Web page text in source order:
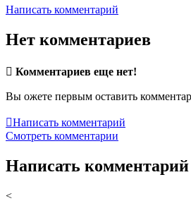
Написать комментарий
Нет комментариев
 Комментариев еще нет!
Вы ожете первым оставить
Написать комментарий
Смотреть комментарии
Написать комментарий
<